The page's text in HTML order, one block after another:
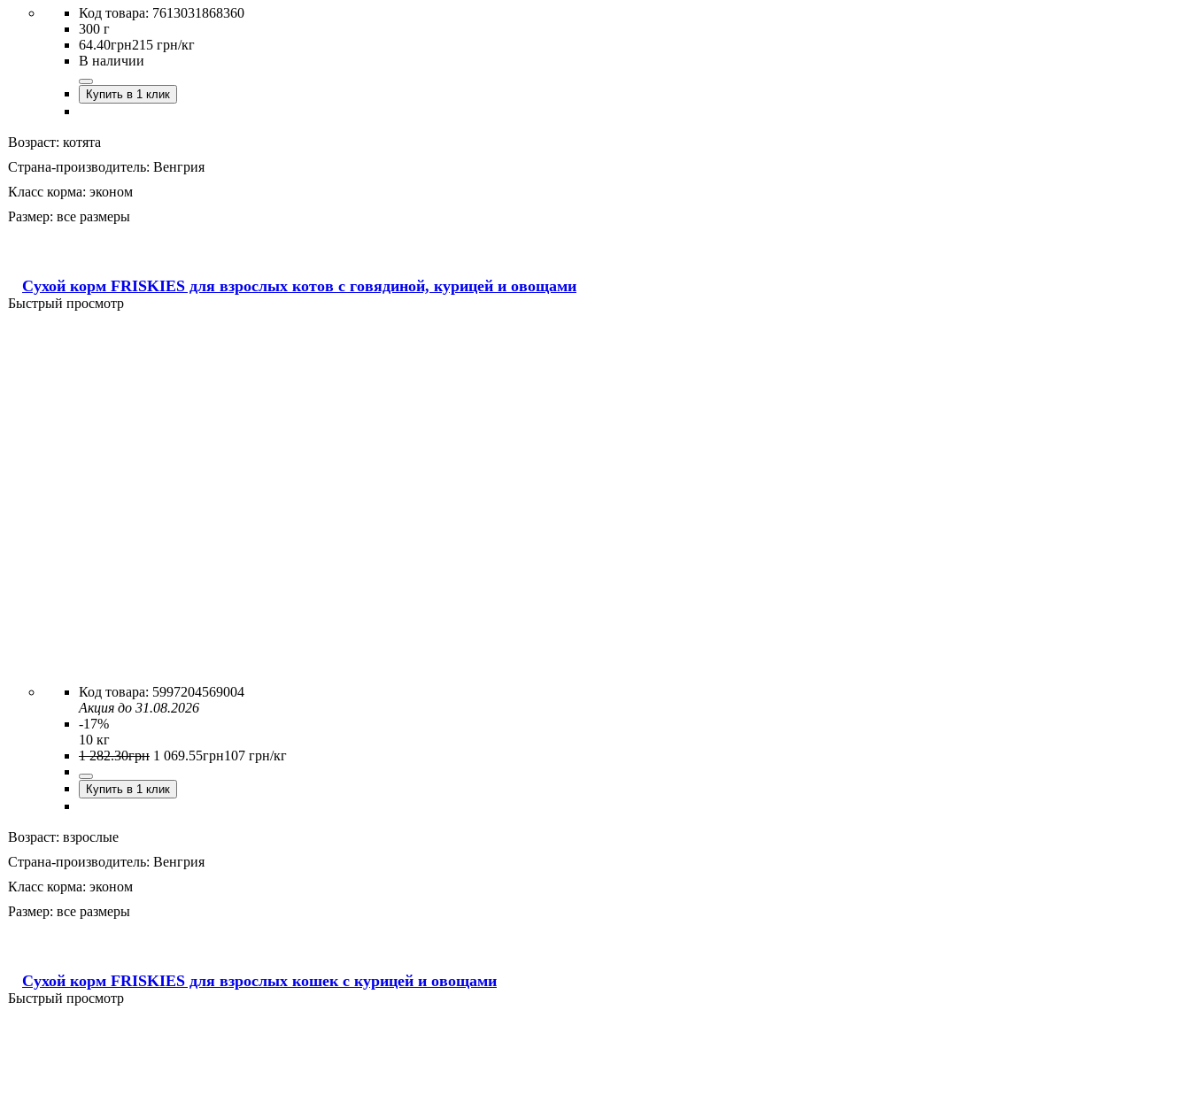
7613031868360
300 г
64.40грн215 грн/кг
В наличии
Купить в 1 клик
Возраст: котята
Страна-производитель: Венгрия
Класс корма: эконом
Размер: все размеры
Сухой корм FRISKIES для взрослых котов с говядиной, курицей и овощами
Быстрый просмотр
5997204569004
Акция до 31.08.2026
-17%
10 кг
1 282.30грн 1 069.55грн107 грн/кг
Купить в 1 клик
Возраст: взрослые
Страна-производитель: Венгрия
Класс корма: эконом
Размер: все размеры
Сухой корм FRISKIES для взрослых кошек с курицей и овощами
Быстрый просмотр